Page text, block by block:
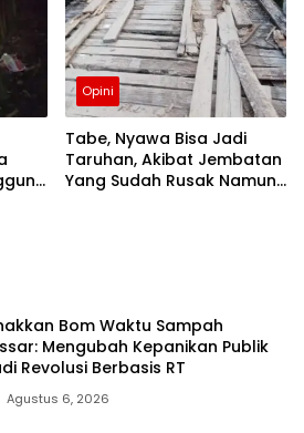
Opini
Tabe, Nyawa Bisa Jadi
Taruhan, Akibat Jembatan
Yang Sudah Rusak Namun
Bom Waktu Sampah
Mengubah Kepanikan Publik
Revolusi Berbasis RT
Agustus 6, 2026